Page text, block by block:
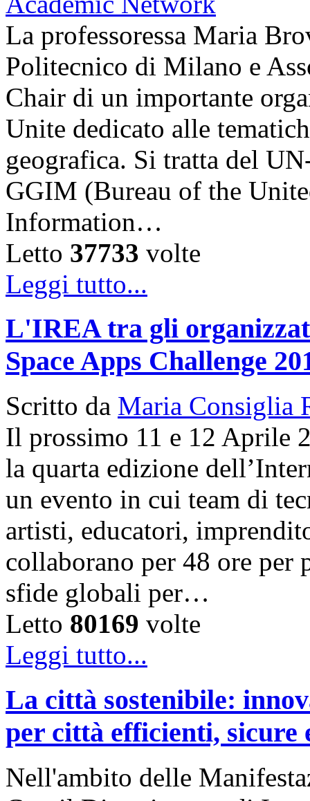
La professoressa Maria
Politecnico di Milano e
Chair di un importante
Unite dedicato alle
geografica. Si tratta del
GGIM (Bureau of the
Information…
Letto 37733 volte
Leggi tutto...
L'IREA tra gli
Space Apps Challenge
Scritto da Maria Consiglia
Il prossimo 11 e 12 Aprile
la quarta edizione
un evento in cui team di
artisti, educatori,
collaborano per 48 ore
sfide globali per…
Letto 80169 volte
Leggi tutto...
La città sostenibile:
per città efficienti, sicure
Nell'ambito delle